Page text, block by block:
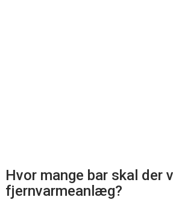
Hvor mange bar skal der
fjernvarmeanlæg?